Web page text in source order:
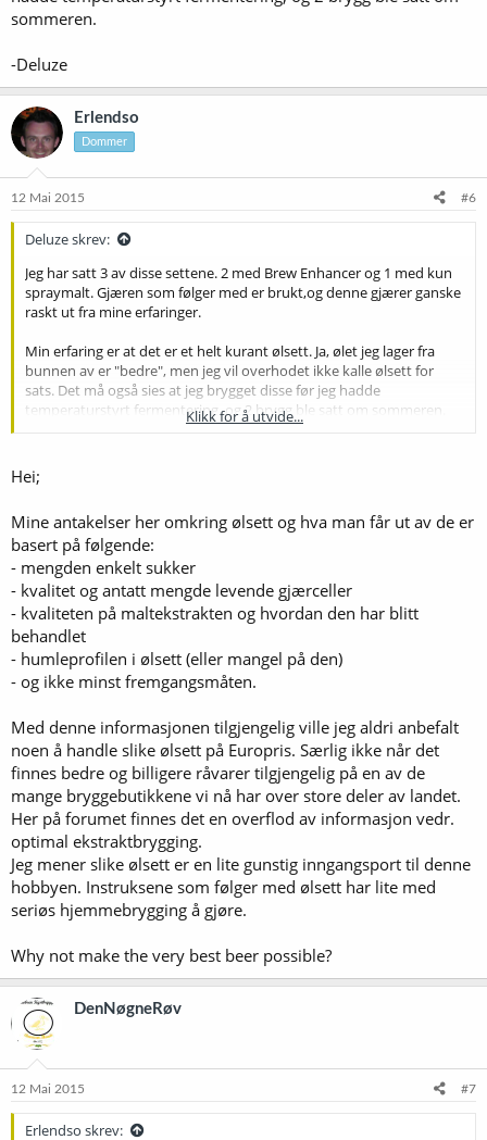
sommeren.
-Deluze
Erlendso
Dommer
12 Mai 2015 #6
Deluze skrev:
Jeg har satt 3 av disse settene. 2 med Brew Enhancer og 1 med kun
spraymalt. Gjæren som følger med er brukt,og denne gjærer ganske
raskt ut fra mine erfaringer.
Min erfaring er at det er et helt kurant ølsett. Ja, ølet jeg lager fra
bunnen av er "bedre", men jeg vil overhodet ikke kalle ølsett for
sats. Det må også sies at jeg brygget disse før jeg hadde
temperaturstyrt fermentering, og 2 brygg ble satt om sommeren.
Klikk for å utvide...
Hei;
Mine antakelser her omkring ølsett og hva man får ut av de er
basert på følgende:
- mengden enkelt sukker
- kvalitet og antatt mengde levende gjærceller
- kvaliteten på maltekstrakten og hvordan den har blitt
behandlet
- humleprofilen i ølsett (eller mangel på den)
- og ikke minst fremgangsmåten.
Med denne informasjonen tilgjengelig ville jeg aldri anbefalt
noen å handle slike ølsett på Europris. Særlig ikke når det
finnes bedre og billigere råvarer tilgjengelig på en av de
mange bryggebutikkene vi nå har over store deler av landet.
Her på forumet finnes det en overflod av informasjon vedr.
optimal ekstraktbrygging.
Jeg mener slike ølsett er en lite gunstig inngangsport til denne
hobbyen. Instruksene som følger med ølsett har lite med
seriøs hjemmebrygging å gjøre.
Why not make the very best beer possible?
DenNøgneRøv
12 Mai 2015 #7
Erlendso skrev: